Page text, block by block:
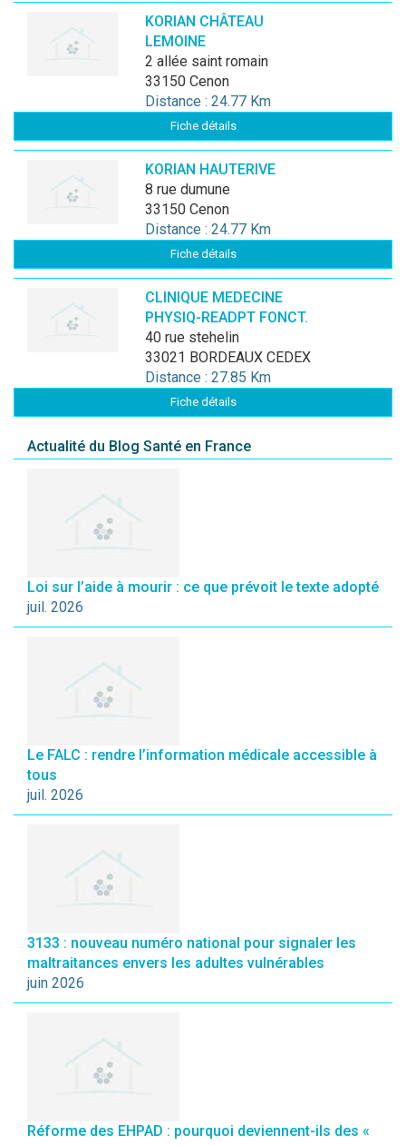
KORIAN CHÂTEAU
LEMOINE
2 allée saint romain
33150 Cenon
Distance : 24.77 Km
Fiche détails
KORIAN HAUTERIVE
8 rue dumune
33150 Cenon
Distance : 24.77 Km
Fiche détails
CLINIQUE MEDECINE
PHYSIQ-READPT FONCT.
40 rue stehelin
33021 BORDEAUX CEDEX
Distance : 27.85 Km
Fiche détails
Actualité du Blog Santé en France
Loi sur l’aide à mourir : ce que prévoit le texte adopté
juil. 2026
Le FALC : rendre l’information médicale accessible à
tous
juil. 2026
3133 : nouveau numéro national pour signaler les
maltraitances envers les adultes vulnérables
juin 2026
Réforme des EHPAD : pourquoi deviennent-ils des «